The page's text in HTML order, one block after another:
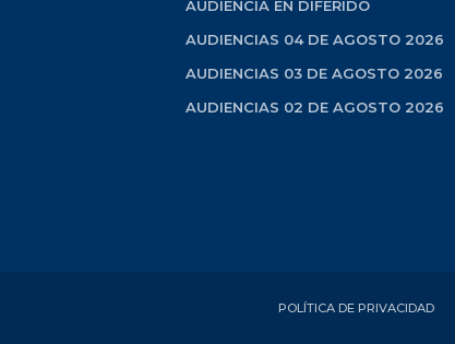
AUDIENCIA EN DIFERIDO
AUDIENCIAS 04 DE AGOSTO 2026
AUDIENCIAS 03 DE AGOSTO 2026
AUDIENCIAS 02 DE AGOSTO 2026
POLÍTICA DE PRIVACIDAD